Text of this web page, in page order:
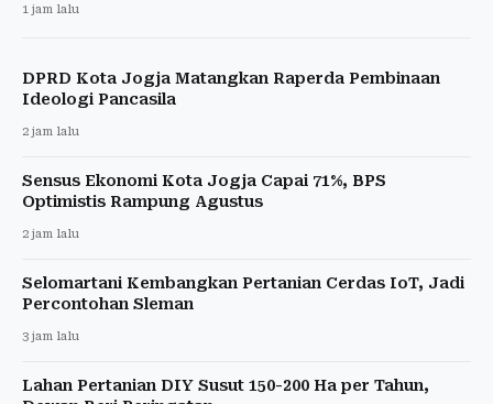
1 jam lalu
DPRD Kota Jogja Matangkan Raperda Pembinaan
Ideologi Pancasila
2 jam lalu
Sensus Ekonomi Kota Jogja Capai 71%, BPS
Optimistis Rampung Agustus
2 jam lalu
Selomartani Kembangkan Pertanian Cerdas IoT, Jadi
Percontohan Sleman
3 jam lalu
Lahan Pertanian DIY Susut 150-200 Ha per Tahun,